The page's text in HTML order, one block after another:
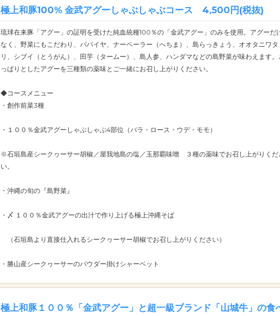
極上和豚100% 金武アグーしゃぶしゃぶコース 4,500円(税抜)
琉球在来豚「アグー」の証明を受けた純血統種100％の「金武アグー」のみを使用。アグーだ
なく、野菜にもこだわり、パパイヤ、ナーベーラー（へちま）、島らっきょう、オオタニワタ
リ、シブイ（とうがん）、田芋（タームー）、島人参、ハンダマなどの島野菜が味わえます。
っぱりとしたアグーを三種類の薬味とご一緒にお召し上がりください。
◆コースメニュー
・創作前菜3種
・１００％金武アグーしゃぶしゃぶ4部位（バラ・ロース・ウデ・モモ）
※石垣島産シークヮーサー胡椒／屋我地島の塩／玉那覇味噌 ３種の薬味でお召し上がりくだ
い。
・沖縄の旬の『島野菜』
・〆 １００％金武アグーの出汁で作り上げる極上沖縄そば
（石垣島より直接仕入れるシークヮーサー胡椒でお召し上がりください）
・勝山産シークヮーサーのパウダー掛けシャーベット
極上和豚１００％「金武アグー」と超一級ブランド「山城牛」の食